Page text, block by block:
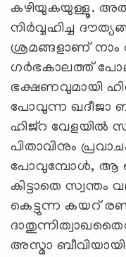
കഴിയുകയുള്ളൂ.
നിര്‍വ്വഹിച്ച
ശ്രമങ്ങളാണ് നാം
ഗര്‍ഭകാലത്ത്
ഭക്ഷണവുമായി
പോവുന്ന ഖദീജാ
ഹിജ്റ വേളയില്‍
പിതാവിനും
പോവുമ്പോള്‍, ആ
കിട്ടാതെ സ്വന്തം
കെട്ടുന്ന കയറ്
അസ്മാ